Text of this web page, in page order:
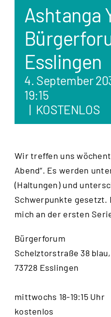
Ashtanga
Esslingen
4. September
19:15
| KOSTENLOS
Wir treffen uns
Abend“. Es werden
(Haltungen) und
Schwerpunkte gesetzt.
mich an der ersten
Bürgerforum
Schelztorstraße 38 blau,
73728 Esslingen
mittwochs 18-19:15 Uhr
kostenlos